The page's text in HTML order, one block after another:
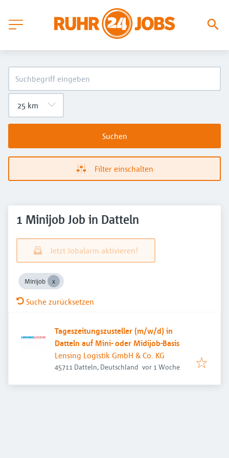
Suchen
Filter einschalten
1 Minijob Job in Datteln
Jetzt Jobalarm aktivieren!
Minijob
Suche zurücksetzen
Tageszeitungszusteller (m/w/d) in
Datteln auf Mini- oder Midijob-Basis
Lensing Logistik GmbH & Co. KG
45711 Datteln, Deutschland Veröffentlicht
vor 1 Woche